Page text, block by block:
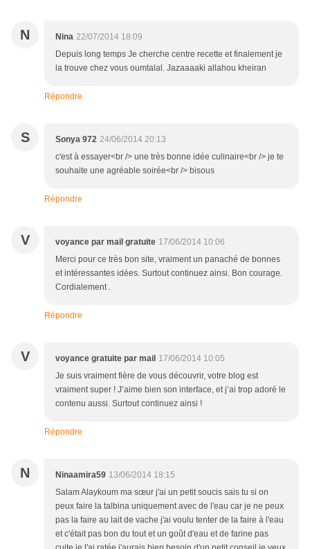
N Nina 22/07/2014 18:09
Depuis long temps Je cherche centre recette et finalement je
la trouve chez vous oumtalal. Jazaaaaki allahou kheiran
Répondre
S Sonya 972 24/06/2014 20:13
c'est à essayer<br /> une très bonne idée culinaire<br /> je te
souhaite une agréable soirée<br /> bisous
Répondre
V voyance par mail gratuite 17/06/2014 10:06
Merci pour ce très bon site, vraiment un panaché de bonnes
et intéressantes idées. Surtout continuez ainsi. Bon courage.
Cordialement .
Répondre
V voyance gratuite par mail 17/06/2014 10:05
Je suis vraiment fière de vous découvrir, votre blog est
vraiment super ! J’aime bien son interface, et j’ai trop adoré le
contenu aussi. Surtout continuez ainsi !
Répondre
N Ninaamira59 13/06/2014 18:15
Salam Alaykoum ma sœur j'ai un petit soucis sais tu si on
peux faire la talbina uniquement avec de l'eau car je ne peux
pas la faire au lait de vache j'ai voulu tenter de la faire à l'eau
et c'était pas bon du tout et un goût d'eau et de farine pas